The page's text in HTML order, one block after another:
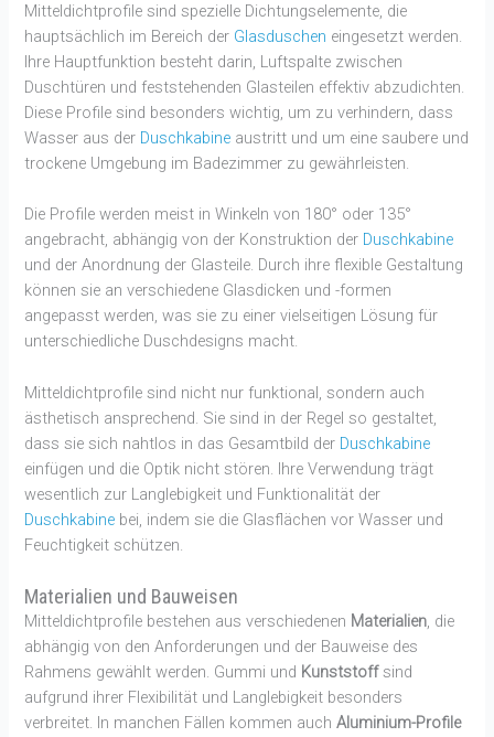
Mitteldichtprofile sind spezielle Dichtungselemente, die
hauptsächlich im Bereich der Glasduschen eingesetzt werden.
Ihre Hauptfunktion besteht darin, Luftspalte zwischen
Duschtüren und feststehenden Glasteilen effektiv abzudichten.
Diese Profile sind besonders wichtig, um zu verhindern, dass
Wasser aus der Duschkabine austritt und um eine saubere und
trockene Umgebung im Badezimmer zu gewährleisten.
Die Profile werden meist in Winkeln von 180° oder 135°
angebracht, abhängig von der Konstruktion der Duschkabine
und der Anordnung der Glasteile. Durch ihre flexible Gestaltung
können sie an verschiedene Glasdicken und -formen
angepasst werden, was sie zu einer vielseitigen Lösung für
unterschiedliche Duschdesigns macht.
Mitteldichtprofile sind nicht nur funktional, sondern auch
ästhetisch ansprechend. Sie sind in der Regel so gestaltet,
dass sie sich nahtlos in das Gesamtbild der Duschkabine
einfügen und die Optik nicht stören. Ihre Verwendung trägt
wesentlich zur Langlebigkeit und Funktionalität der
Duschkabine bei, indem sie die Glasflächen vor Wasser und
Feuchtigkeit schützen.
Materialien und Bauweisen
Mitteldichtprofile bestehen aus verschiedenen Materialien, die
abhängig von den Anforderungen und der Bauweise des
Rahmens gewählt werden. Gummi und Kunststoffsind
aufgrund ihrer Flexibilität und Langlebigkeit besonders
verbreitet. In manchen Fällen kommen auchAluminium-Profile